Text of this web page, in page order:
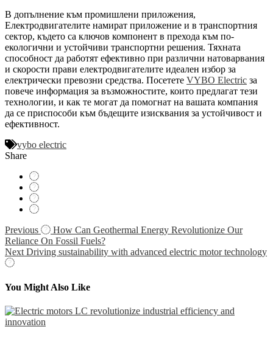
В допълнение към промишлени приложения,
Електродвигателите намират приложение и в транспортния
сектор, където са ключов компонент в прехода към по-
екологични и устойчиви транспортни решения. Тяхната
способност да работят ефективно при различни натоварвания
и скорости прави електродвигателите идеален избор за
електрически превозни средства. Посетете VYBO Electric за
повече информация за възможностите, които предлагат тези
технологии, и как те могат да помогнат на вашата компания
да се приспособи към бъдещите изисквания за устойчивост и
ефективност.
vybo electric
Share
Navigácia
v
článku
Previous
How Can Geothermal Energy Revolutionize Our
Reliance On Fossil Fuels?
Next Driving sustainability with advanced electric motor technology
You Might Also Like